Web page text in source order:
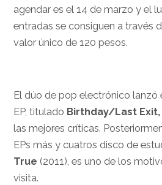
agendar es el 14 de marzo y el
entradas se consiguen a través
valor único de 120 pesos.
El dúo de pop electrónico lanzó
EP, titulado Birthday/Last Exit,
las mejores críticas.
EPs más y cuatros disco de
True (2011), es uno de los
visita.